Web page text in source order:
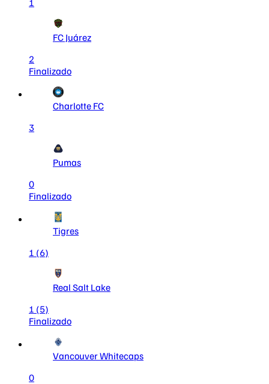
1
FC Juárez
2
Finalizado
Charlotte FC
3
Pumas
0
Finalizado
Tigres
1 (6)
Real Salt Lake
1 (5)
Finalizado
Vancouver Whitecaps
0